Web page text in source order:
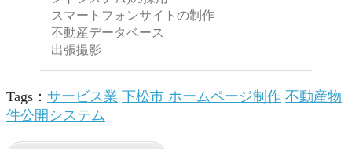
スマートフォンサイトの制作
不動産データベース
出張撮影
Tags： サービス業 下松市 ホームページ制作 不動産物
件公開システム